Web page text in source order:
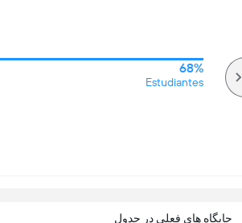
جایگاه های فعلی در جدول
68%
Estudiantes